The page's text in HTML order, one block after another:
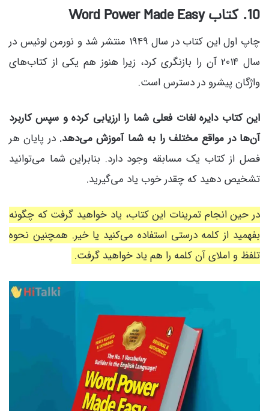
10. کتاب Word Power Made Easy
چاپ اول این کتاب در سال 1949 منتشر شد و نورمن لوئیس در
سال 2014 آن را بازنگری کرد، زیرا هنوز هم یکی از کتاب‌های
واژگان پیشرو در دسترس است.
این کتاب دایره لغات فعلی شما را ارزیابی کرده و سپس کاربرد
آن‌ها در مواقع مختلف را به شما آموزش می‌دهد.در پایان هر
فصل از کتاب یک مسابقه وجود دارد. بنابراین شما می‌توانید
تشخیص دهید که چقدر خوب یاد می‌گیرید.
در حین انجام تمرینات این کتاب، یاد خواهید گرفت که چگونه
بفهمید از کلمه درستی استفاده می‌کنید یا خیر. همچنین نحوه
تلفظ و املای آن کلمه را هم یاد خواهید گرفت.